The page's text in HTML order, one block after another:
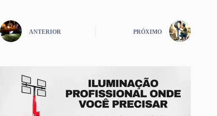
ANTERIOR PRÓXIMO